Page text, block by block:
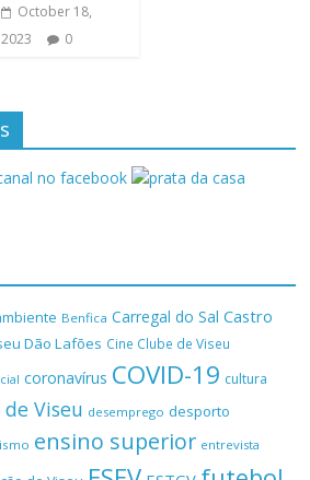
October 18,
2023
0
Benfica Carregal do Sal Castro
Dão Lafões Cine Clube de Viseu
coronavírus COVID-19 cultura
Viseu desemprego desporto
ensino superior entrevista